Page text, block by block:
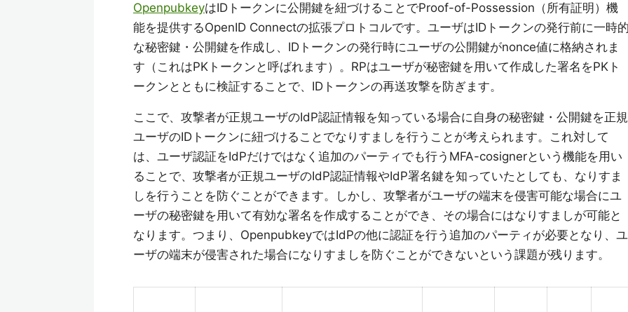
OpenpubkeyはIDトークンに公開鍵を紐づけることでProof-of-Possession（所有証明）機
能を提供するOpenID Connectの拡張プロトコルです。ユーザはIDトークンの発行前に一時
な秘密鍵・公開鍵を作成し、IDトークンの発行時にユーザの公開鍵がnonce値に格納されま
す（これはPKトークンと呼ばれます）。RPはユーザが秘密鍵を用いて作成した署名をPKト
ークンとともに検証することで、IDトークンの再送攻撃を防ぎます。
ここで、攻撃者が正規ユーザのIdP認証情報を知っている場合に自身の秘密鍵・公開鍵を正規
ユーザのIDトークンに紐づけることでなりすましを行うことが考えられます。これ対して
は、ユーザ認証をIdPだけではなく追加のパーティでも行うMFA-cosignerという機能を用い
ることで、攻撃者が正規ユーザのIdP認証情報やIdP署名鍵を知っていたとしても、なりすま
しを行うことを防ぐことができます。しかし、攻撃者がユーザの端末を侵害可能な場合にユ
ーザの秘密鍵を用いて有効な署名を作成することができ、その場合にはなりすましが可能と
なります。つまり、OpenpubkeyではIdPの他に認証を行う追加のパーティが必要となり、ユ
ーザの端末が侵害された場合になりすましを防ぐことができないという課題が残ります。